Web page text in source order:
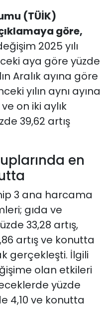
(TÜİK)
göre,
2025 yılı
aya göre yüzde
Aralık ayına göre
yılın aynı ayına
on iki aylık
39,62 artış
en
3 ana harcama
gıda ve
33,28 artış,
artış ve konutta
gerçekleşti. İlgili
olan etkileri
yüzde
4,10 ve konutta